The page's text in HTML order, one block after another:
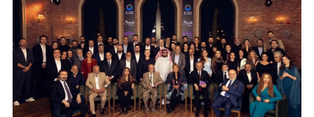
فيديو
مطبخ سيدتي
مقالات الرأي
ستايل
تقارير
عروس سيدتي